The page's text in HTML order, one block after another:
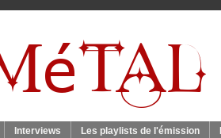
Interviews Les playlists de l'émission